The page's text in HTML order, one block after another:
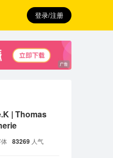
登录/注册
| Thomas
83269 人气